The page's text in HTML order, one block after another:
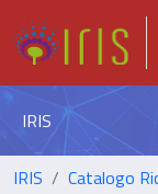
IRIS
IRIS Catalogo